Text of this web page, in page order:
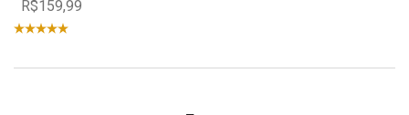
R$159,99